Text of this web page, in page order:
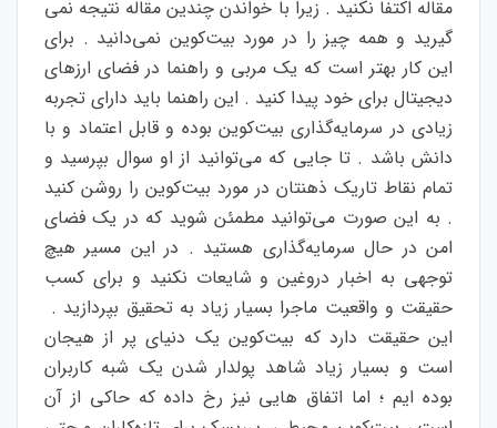
مقاله اکتفا نکنید . زیرا با خواندن چندین مقاله نتیجه‌ نمی
گیرید و همه چیز را در مورد بیت‌کوین نمی‌دانید . برای
این کار بهتر است که یک مربی و راهنما در فضای ارزهای
دیجیتال برای خود پیدا کنید . این راهنما باید دارای تجربه
زیادی در سرمایه‌گذاری بیت‌کوین بوده و قابل اعتماد و با
دانش باشد . تا جایی که می‌توانید از او سوال بپرسید و
تمام نقاط تاریک ذهنتان در مورد بیت‌کوین را روشن کنید
. به این صورت می‌توانید مطمئن شوید که در یک فضای
امن در حال سرمایه‌گذاری هستید . در این مسیر هیچ
توجهی به اخبار دروغین و شایعات نکنید و برای کسب
حقیقت و واقعیت ماجرا بسیار زیاد به تحقیق بپردازید .
این حقیقت دارد که بیت‌کوین یک دنیای پر از هیجان
است و بسیار زیاد شاهد پولدار شدن یک شبه کاربران
بوده ایم ؛ اما اتفاق هایی نیز رخ داده که حاکی از آن